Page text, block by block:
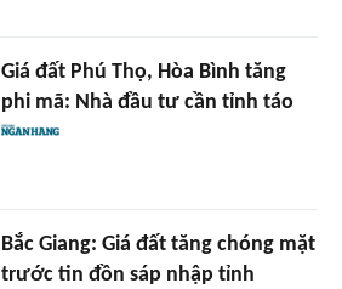
Giá đất Phú Thọ, Hòa Bình tăng
phi mã: Nhà đầu tư cần tỉnh táo
Bắc Giang: Giá đất tăng chóng mặt
trước tin đồn sáp nhập tỉnh